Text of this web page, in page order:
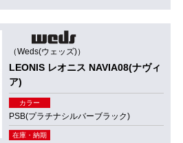
（Weds(ウェッズ)）
LEONIS レオニス NAVIA08(ナヴィ
ア)
カラー
PSB(プラチナシルバーブラック)
在庫・納期